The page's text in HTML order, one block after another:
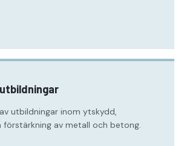
utbildningar inom ytskydd,
förstärkning av metall och betong.